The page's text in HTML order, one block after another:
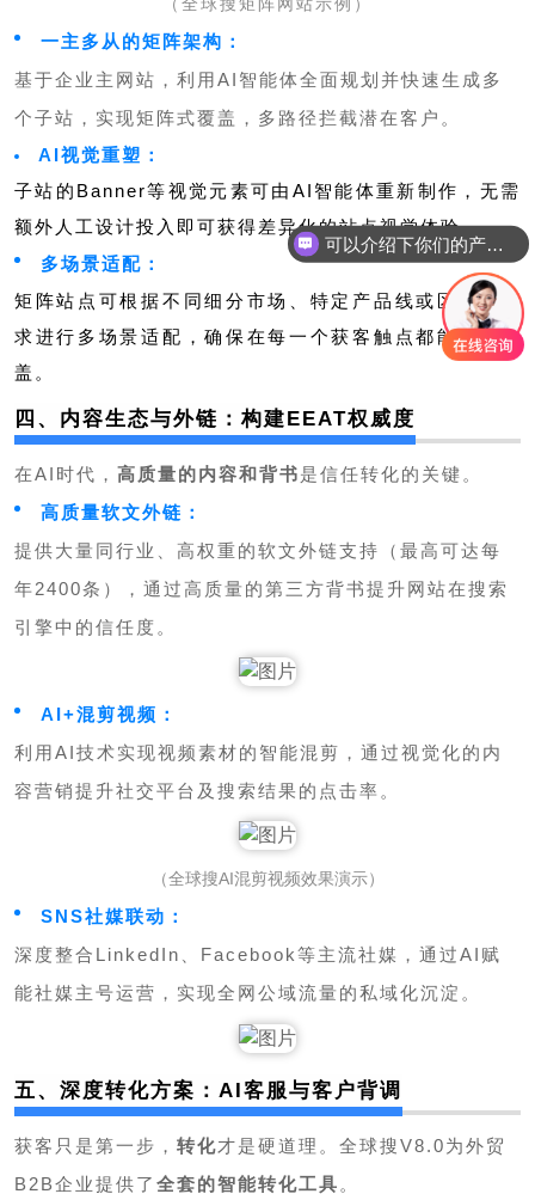
一主多从的矩阵架构：
基于企业主网站，利用AI智能体全面规划并快速生成多
个子站，实现矩阵式覆盖，多路径拦截潜在客户。
AI视觉重塑：
子站的Banner等视觉元素可由AI智能体重新制作，无需
额外人工设计投入即可获得差异化的站点视觉体验。
多场景适配：
矩阵站点可根据不同细分市场、特定产品线或区域化需
求进行多场景适配，确保在每一个获客触点都能精准覆
盖。
四、内容生态与外链：构建EEAT权威度
在AI时代， 高质量的内容和背书是信任转化的关键。
高质量软文外链：
提供大量同行业、高权重的软文外链支持（最高可达每
年2400条），通过高质量的第三方背书提升网站在搜索
引擎中的信任度。
AI+混剪视频：
利用AI技术实现视频素材的智能混剪，通过视觉化的内
容营销提升社交平台及搜索结果的点击率。
（全球搜AI混剪视频效果演示）
SNS社媒联动：
深度整合LinkedIn、Facebook等主流社媒，通过AI赋
能社媒主号运营，实现全网公域流量的私域化沉淀。
五、深度转化方案：AI客服与客户背调
获客只是第一步， 转化才是硬道理。全球搜V8.0为外贸
B2B企业提供了 全套的智能转化工具 。
可以介绍下你们的产品么